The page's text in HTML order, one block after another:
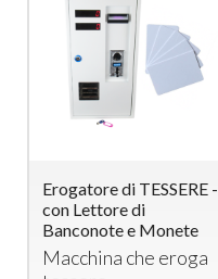
Erogatore di TESSERE -
con Lettore di
Banconote e Monete
Macchina che eroga